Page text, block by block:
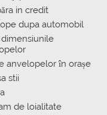
in credit
dupa automobil
dimensiunile
anvelopelor în orașe
stii
de loialitate